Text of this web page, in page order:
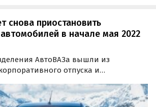
снова приостановить
в начале мая 2022
АвтоВАЗа вышли из
отпуска и
автогигант может вновь
сообщают в сообществе